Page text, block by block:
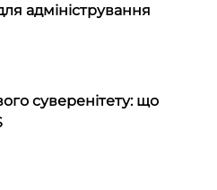
адміністрування
суверенітету: що